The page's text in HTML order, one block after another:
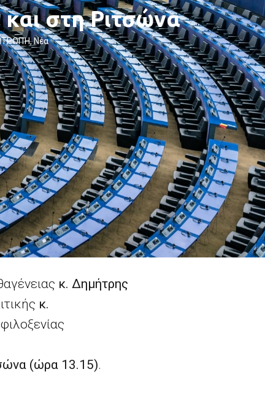
στη Ριτσώνα
,Νέα
κ. Δημήτρης
κ.
(ώρα 13.15).